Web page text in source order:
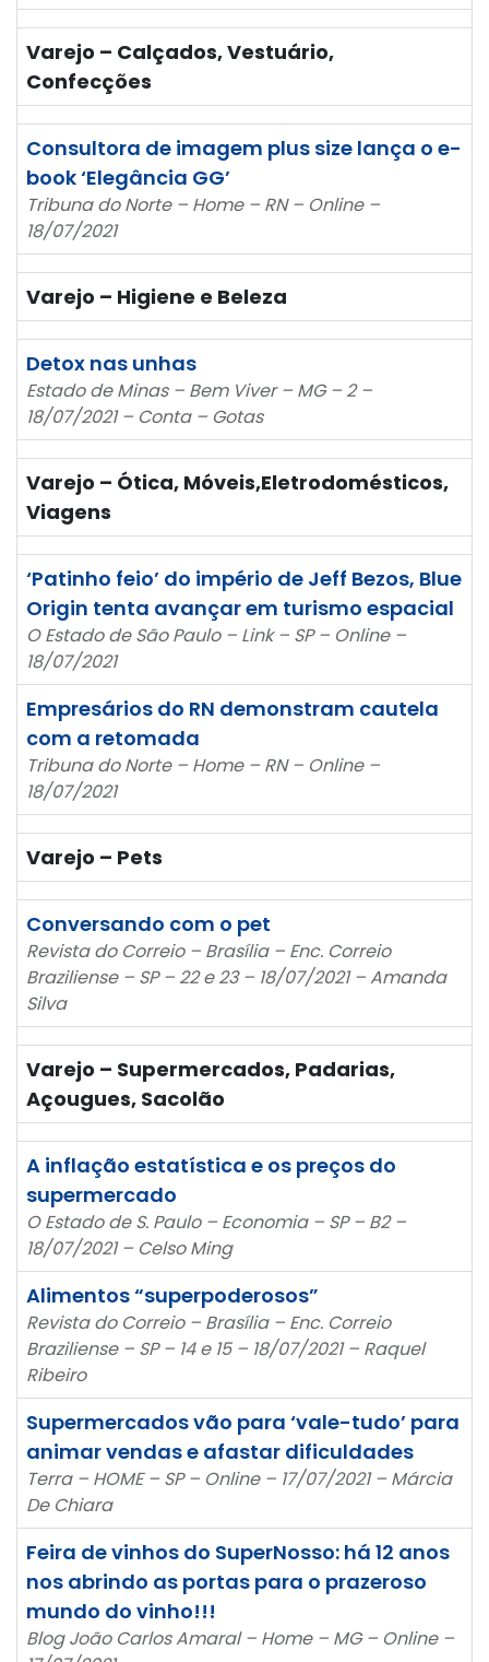
Varejo – Calçados, Vestuário,
Confecções
Consultora de imagem plus size lança o e-
book ‘Elegância GG’
Tribuna do Norte – Home – RN – Online –
18/07/2021
Varejo – Higiene e Beleza
Detox nas unhas
Estado de Minas – Bem Viver – MG – 2 –
18/07/2021 – Conta – Gotas
Varejo – Ótica, Móveis,Eletrodomésticos,
Viagens
‘Patinho feio’ do império de Jeff Bezos, Blue
Origin tenta avançar em turismo espacial
O Estado de São Paulo – Link – SP – Online –
18/07/2021
Empresários do RN demonstram cautela
com a retomada
Tribuna do Norte – Home – RN – Online –
18/07/2021
Varejo – Pets
Conversando com o pet
Revista do Correio – Brasília – Enc. Correio
Braziliense – SP – 22 e 23 – 18/07/2021 – Amanda
Silva
Varejo – Supermercados, Padarias,
Açougues, Sacolão
A inflação estatística e os preços do
supermercado
O Estado de S. Paulo – Economia – SP – B2 –
18/07/2021 – Celso Ming
Alimentos “superpoderosos”
Revista do Correio – Brasília – Enc. Correio
Braziliense – SP – 14 e 15 – 18/07/2021 – Raquel
Ribeiro
Supermercados vão para ‘vale-tudo’ para
animar vendas e afastar dificuldades
Terra – HOME – SP – Online – 17/07/2021 – Márcia
De Chiara
Feira de vinhos do SuperNosso: há 12 anos
nos abrindo as portas para o prazeroso
mundo do vinho!!!
Blog João Carlos Amaral – Home – MG – Online –